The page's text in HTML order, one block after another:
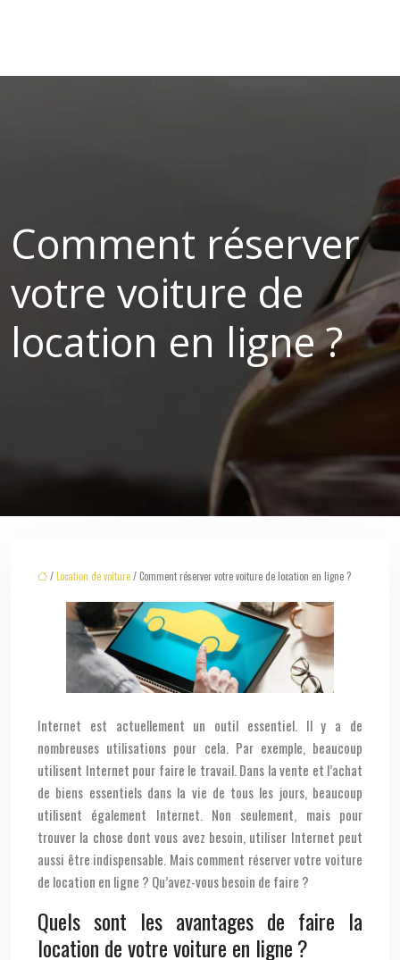
Comment réserver
votre voiture de
location en ligne ?
/Location de voiture/ Comment réserver votre voiture de location en ligne ?
Internet est actuellement un outil essentiel. Il y a de
nombreuses utilisations pour cela. Par exemple, beaucoup
utilisent Internet pour faire le travail. Dans la vente et l’achat
de biens essentiels dans la vie de tous les jours, beaucoup
utilisent également Internet. Non seulement, mais pour
trouver la chose dont vous avez besoin, utiliser Internet peut
aussi être indispensable. Mais comment réserver votre voiture
de location en ligne ? Qu’avez-vous besoin de faire ?
Quels sont les avantages de faire la
location de votre voiture en ligne ?